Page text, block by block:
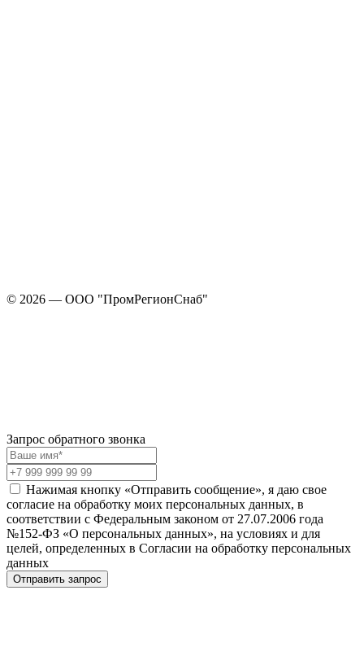
© 2026 — ООО "ПромРегионСнаб"
Запрос обратного звонка
Нажимая кнопку «Отправить сообщение», я даю свое
согласие на обработку моих персональных данных, в
соответствии с Федеральным законом от 27.07.2006 года
№152-ФЗ «О персональных данных», на условиях и для
целей, определенных в Согласии на обработку персональных
данных
Отправить запрос